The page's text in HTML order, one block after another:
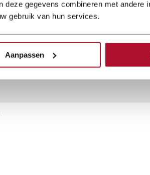
gegevens combineren met andere
gebruik van hun services.
Aanpassen